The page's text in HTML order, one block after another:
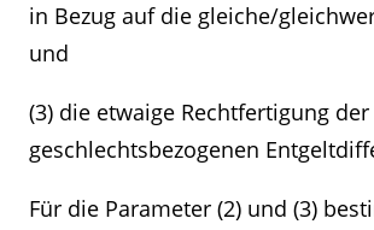
in Bezug auf die gleiche/
und
(3) die etwaige Rechtfertigung der
geschlechtsbezogenen
Für die Parameter (2) und (3)